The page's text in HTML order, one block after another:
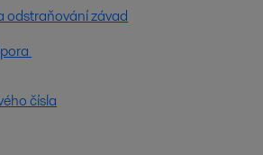
odstraňování závad
čísla